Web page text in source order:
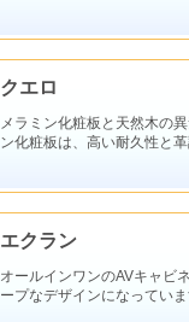
クエロ
メラミン化粧板と天然木の
ン化粧板は、⾼い耐久性と
エクラン
オールインワンのAVキャビ
ープなデザインになってい